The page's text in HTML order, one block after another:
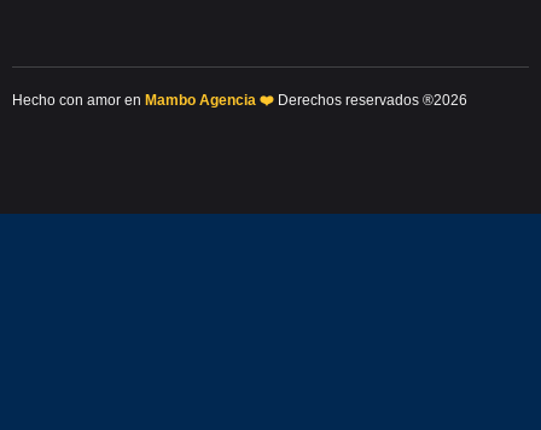
Hecho con amor en Mambo Agencia ❤️ Derechos reservados ®2026